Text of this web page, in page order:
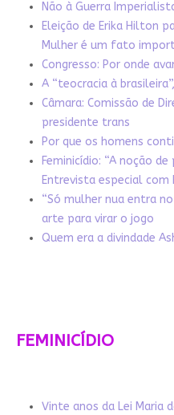
Não à Guerra
Eleição de Erika Hilton
Mulher é um fato
Congresso: Por onde
A “teocracia à
Câmara: Comissão de
presidente trans
Por que os homens
Feminicídio: “A noção
Entrevista especial com
“Só mulher nua entra
arte para virar o jogo
Quem era a divindade
FEMINICÍDIO
Vinte anos da Lei Maria